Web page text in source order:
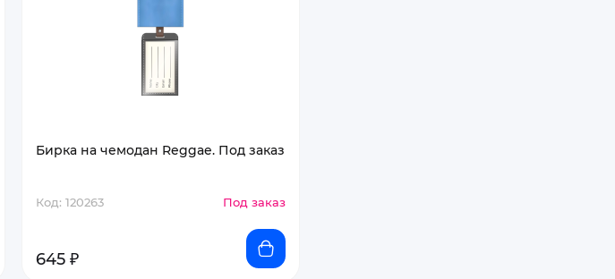
Бирка на чемодан Reggae. Под заказ
Код: 120263 Под заказ
645 ₽